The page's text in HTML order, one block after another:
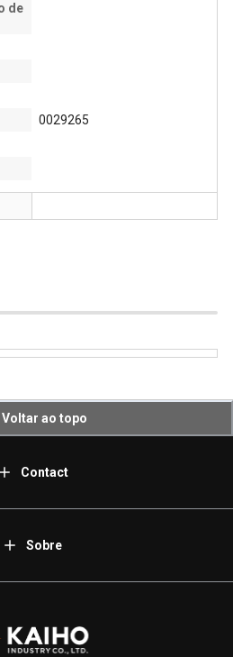
de
0029265
Voltar ao topo
Contact
Sobre